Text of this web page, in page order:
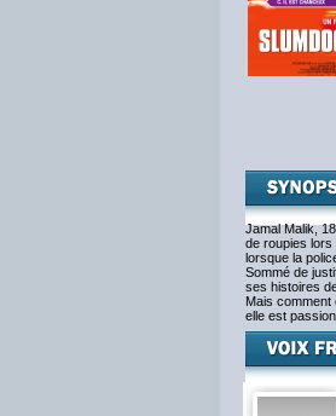
Jamal Malik,
de roupies lors
lorsque la
Sommé de
ses histoires
Mais comment
elle est